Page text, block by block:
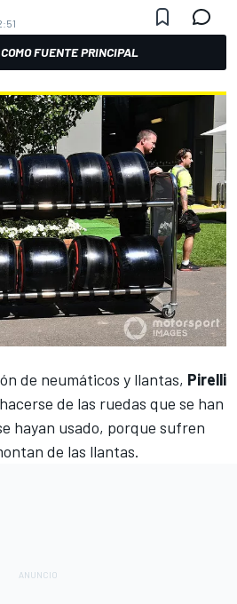
FUENTE PRINCIPAL
de neumáticos y llantas, Pirelli
de las ruedas que se han
hayan usado, porque sufren
de las llantas.